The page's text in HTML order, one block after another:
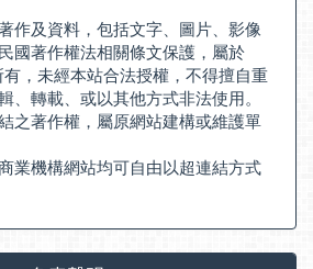
作及資料，包括文字、圖片、影像
國著作權法相關條文保護，屬於
有，未經本站合法授權，不得擅自重
、轉載、或以其他方式非法使用。
之著作權，屬原網站建構或維護單
業機構網站均可自由以超連結方式